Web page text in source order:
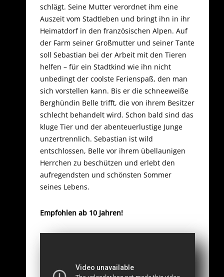
schlägt. Seine Mutter verordnet ihm eine
Auszeit vom Stadtleben und bringt ihn in ihr
Heimatdorf in den französischen Alpen. Auf
der Farm seiner Großmutter und seiner Tante
soll Sebastian bei der Arbeit mit den Tieren
helfen – für ein Stadtkind wie ihn nicht
unbedingt der coolste Ferienspaß, den man
sich vorstellen kann. Bis er die schneeweiße
Berghündin Belle trifft, die von ihrem Besitzer
schlecht behandelt wird. Schon bald sind das
kluge Tier und der abenteuerlustige Junge
unzertrennlich. Sebastian ist wild
entschlossen, Belle vor ihrem übellaunigen
Herrchen zu beschützen und erlebt den
aufregendsten und schönsten Sommer
seines Lebens.
Empfohlen ab 10 Jahren!